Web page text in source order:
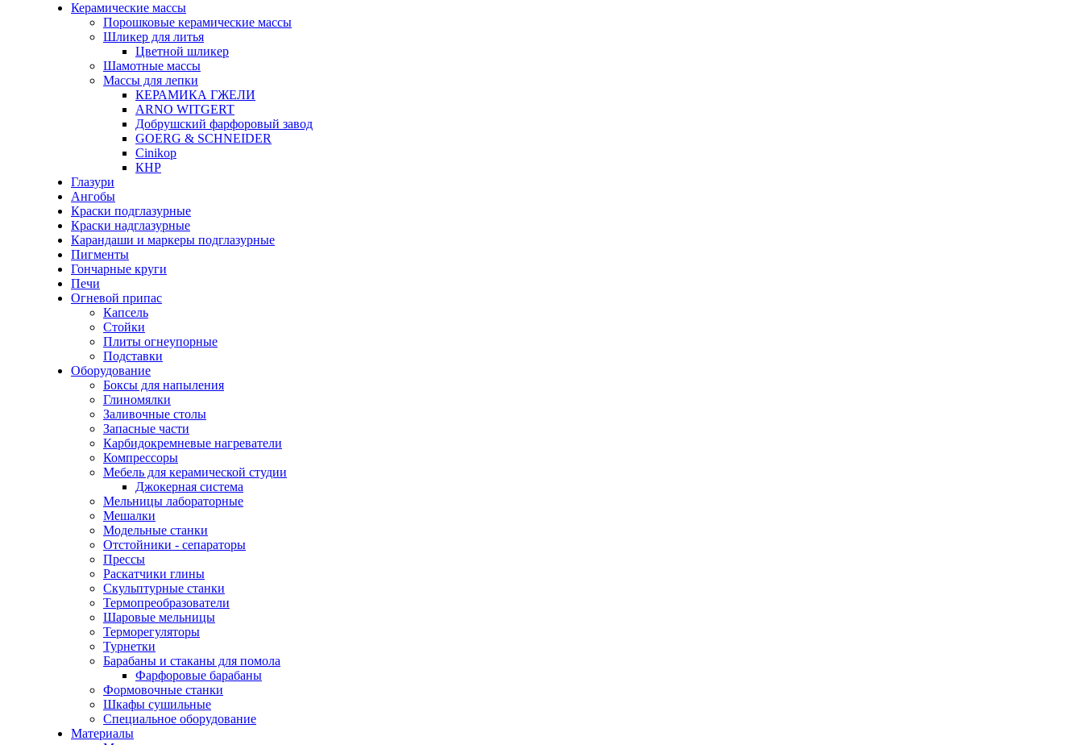
Керамические массы
Порошковые керамические массы
Шликер для литья
Цветной шликер
Шамотные массы
Массы для лепки
КЕРАМИКА ГЖЕЛИ
ARNO WITGERT
Добрушский фарфоровый завод
GOERG & SCHNEIDER
Cinikop
КНР
Глазури
Ангобы
Краски подглазурные
Краски надглазурные
Карандаши и маркеры подглазурные
Пигменты
Гончарные круги
Печи
Огневой припас
Капсель
Стойки
Плиты огнеупорные
Подставки
Оборудование
Боксы для напыления
Глиномялки
Заливочные столы
Запасные части
Карбидокремневые нагреватели
Компрессоры
Мебель для керамической студии
Джокерная система
Мельницы лабораторные
Мешалки
Модельные станки
Отстойники - сепараторы
Прессы
Раскатчики глины
Скульптурные станки
Термопреобразователи
Шаровые мельницы
Терморегуляторы
Турнетки
Барабаны и стаканы для помола
Фарфоровые барабаны
Формовочные станки
Шкафы сушильные
Специальное оборудование
Материалы